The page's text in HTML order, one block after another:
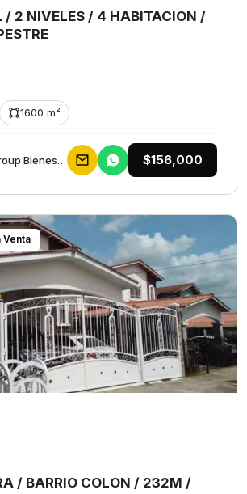
/ 2 NIVELES / 4 HABITACION /
1600 m²
Galceb Group Bienes Raices $156,000
Venta
/ BARRIO COLON / 232M /